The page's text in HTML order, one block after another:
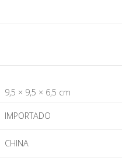
9,5 × 9,5 × 6,5 cm
IMPORTADO
CHINA